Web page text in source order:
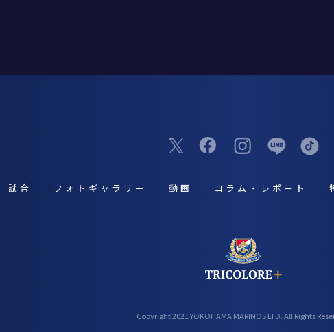
試合 フォトギャラリー 動画 コラム・レポート
Copyright 2021 YOKOHAMA MARINOS LTD. All Rights